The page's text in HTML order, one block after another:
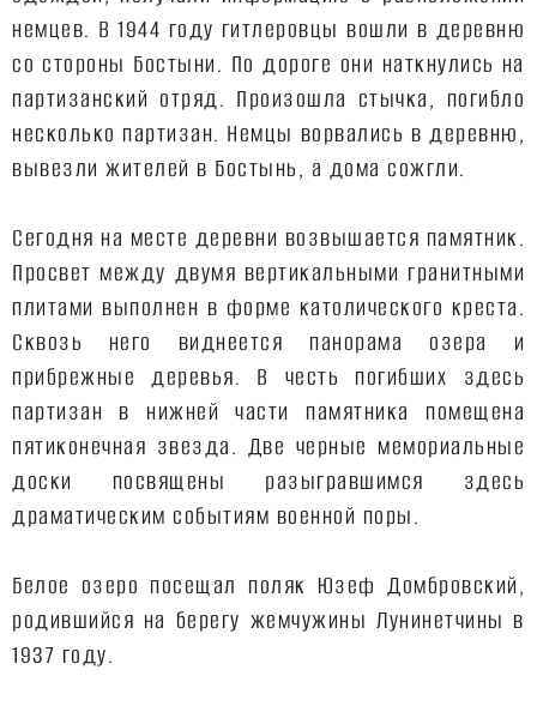
немцев. В 1944 году гитлеровцы вошли в деревню
со стороны Бостыни. По дороге они наткнулись на
партизанский отряд. Произошла стычка, погибло
несколько партизан. Немцы ворвались в деревню,
вывезли жителей в Бостынь, а дома сожгли.
Сегодня на месте деревни возвышается памятник.
Просвет между двумя вертикальными гранитными
плитами выполнен в форме католического креста.
Сквозь него виднеется панорама озера и
прибрежные деревья. В честь погибших здесь
партизан в нижней части памятника помещена
пятиконечная звезда. Две черные мемориальные
доски посвящены разыгравшимся здесь
драматическим событиям военной поры.
Белое озеро посещал поляк Юзеф Домбровский,
родившийся на берегу жемчужины Лунинетчины в
1937 году.